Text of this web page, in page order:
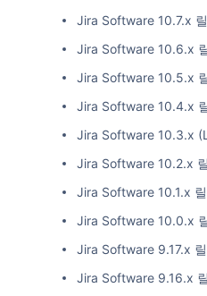
Jira Software 10.7.x 릴
Jira Software 10.6.x 릴
Jira Software 10.5.x 릴
Jira Software 10.4.x 릴
Jira Software 10.3.x
Jira Software 10.2.x 릴
Jira Software 10.1.x 릴
Jira Software 10.0.x 릴
Jira Software 9.17.x 릴
Jira Software 9.16.x 릴